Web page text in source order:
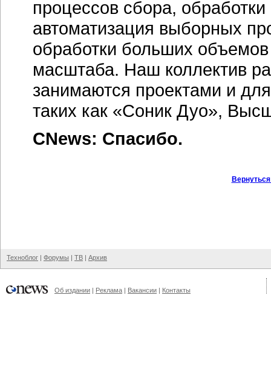
процессов сбора, обработки
автоматизация выборных
обработки больших
масштаба. Наш коллектив
занимаются проектами и
таких как «Соник Дуо»,
CNews: Спасибо.
Техноблог | Форумы | ТВ | Архив
Об издании | Реклама | Вакансии | Контакты